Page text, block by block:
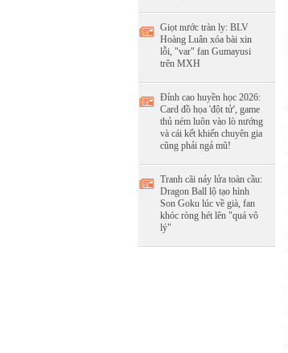
Giọt nước tràn ly: BLV
Hoàng Luân xóa bài xin
lỗi, "var" fan Gumayusi
trên MXH
Đỉnh cao huyền học 2026:
Card đồ họa 'đột tử', game
thủ ném luôn vào lò nướng
và cái kết khiến chuyên gia
cũng phải ngả mũ!
Tranh cãi nảy lửa toàn cầu:
Dragon Ball lộ tạo hình
Son Goku lúc về già, fan
khóc ròng hét lên "quá vô
lý"